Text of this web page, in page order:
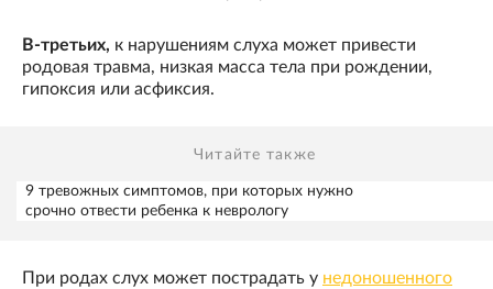
В-третьих, к нарушениям слуха может привести
родовая травма, низкая масса тела при рождении,
гипоксия или асфиксия.
Читайте также
9 тревожных симптомов, при которых нужно
срочно отвести ребенка к неврологу
При родах слух может пострадать у недоношенного